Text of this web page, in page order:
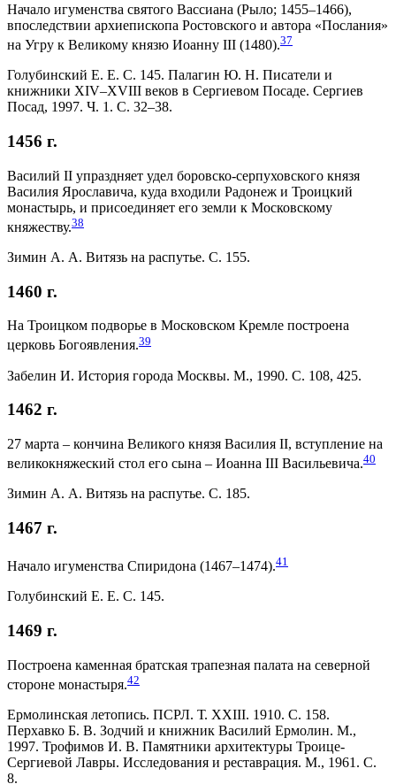
Начало игуменства святого Вассиана (Рыло; 1455–1466),
впоследствии архиепископа Ростовского и автора «Послания»
на Угру к Великому князю Иоанну III (1480).37
Голубинский Е. Е. С. 145. Палагин Ю. Н. Писатели и
книжники XIV–XVIII веков в Сергиевом Посаде. Сергиев
Посад, 1997. Ч. 1. С. 32–38.
1456 г.
Василий II упраздняет удел боровско-серпуховского князя
Василия Ярославича, куда входили Радонеж и Троицкий
монастырь, и присоединяет его земли к Московскому
княжеству.38
Зимин А. А. Витязь на распутье. С. 155.
1460 г.
На Троицком подворье в Московском Кремле построена
церковь Богоявления.39
Забелин И. История города Москвы. М., 1990. С. 108, 425.
1462 г.
27 марта – кончина Великого князя Василия II, вступление на
великокняжеский стол его сына – Иоанна III Васильевича.40
Зимин А. А. Витязь на распутье. С. 185.
1467 г.
Начало игуменства Спиридона (1467–1474).41
Голубинский Е. Е. С. 145.
1469 г.
Построена каменная братская трапезная палата на северной
стороне монастыря.42
Ермолинская летопись. ПСРЛ. Т. ХХIII. 1910. С. 158.
Перхавко Б. В. Зодчий и книжник Василий Ермолин. М.,
1997. Трофимов И. В. Памятники архитектуры Троице-
Сергиевой Лавры. Исследования и реставрация. М., 1961. С.
8.